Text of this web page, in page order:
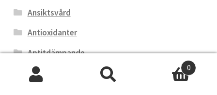
Ansiktsvård
Antioxidanter
Aptitdämpande
Återhämtning
0